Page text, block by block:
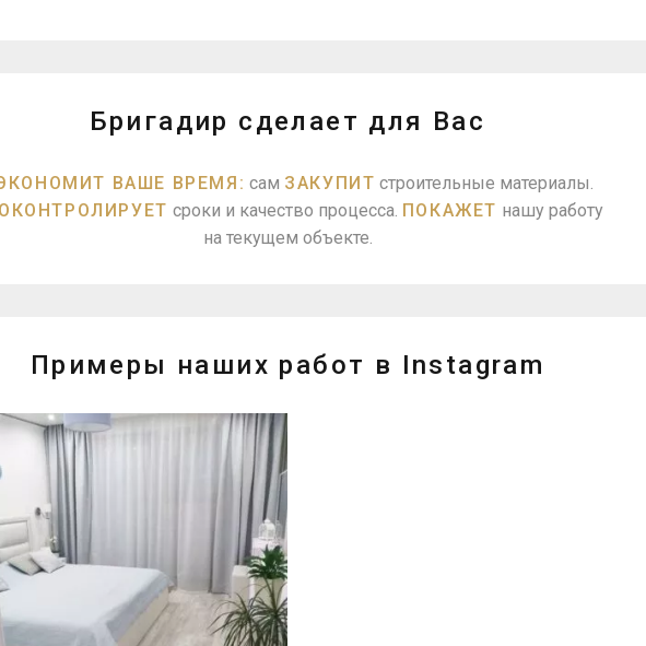
Бригадир сделает для Вас
ВАШЕ ВРЕМЯ: сам ЗАКУПИТ строительные материалы.
сроки и качество процесса. ПОКАЖЕТ нашу работу
на текущем объекте.
Примеры наших работ в Instagram